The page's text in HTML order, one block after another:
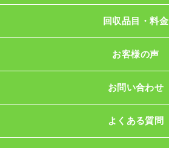
回収品目・料金
お客様の声
お問い合わせ
よくある質問